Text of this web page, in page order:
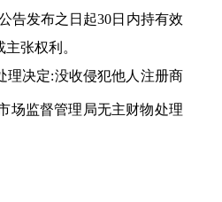
告发布之日起30日内持有效
张权利。
决定:没收侵犯他人注册商
场监督管理局无主财物处理